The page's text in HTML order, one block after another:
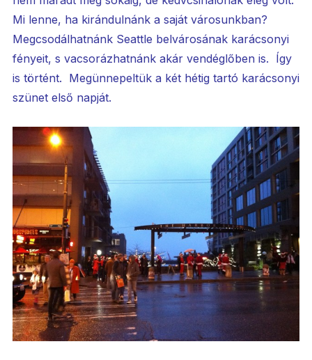
Mi lenne, ha kirándulnánk a saját városunkban?
Megcsodálhatnánk Seattle belvárosának karácsonyi
fényeit, s vacsorázhatnánk akár vendéglőben is. Így
is történt. Megünnepeltük a két hétig tartó karácsonyi
szünet első napját.